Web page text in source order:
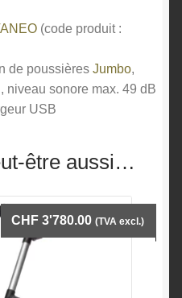
(code produit :
de poussières Jumbo,
niveau sonore max. 49 dB
USB
être aussi…
CHF 3'780.00 (TVA excl.)